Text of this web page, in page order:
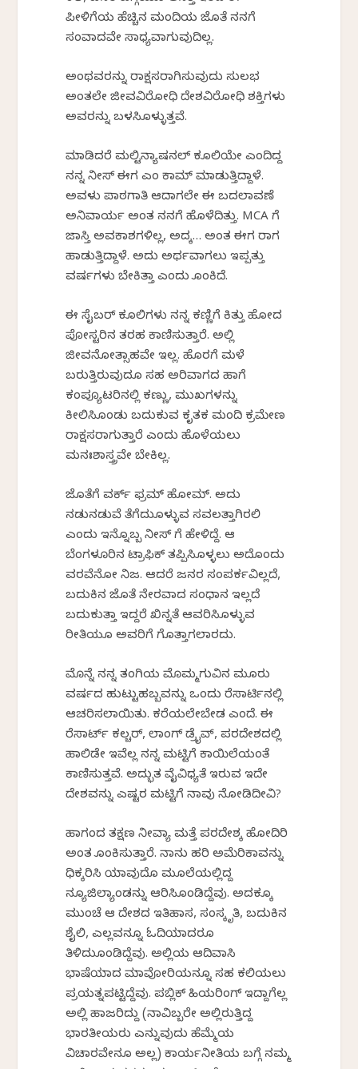
ಪೀಳಿಗೆಯ ಹೆಚ್ಚಿನ ಮಂದಿಯ ಜೊತೆ ನನಗೆ
ಸಂವಾದವೇ ಸಾಧ್ಯವಾಗುವುದಿಲ್ಲ.
ಅಂಥವರನ್ನು ರಾಕ್ಷಸರಾಗಿಸುವುದು ಸುಲಭ
ಅಂತಲೇ ಜೀವವಿರೋಧಿ ದೇಶವಿರೋಧಿ ಶಕ್ತಿಗಳು
ಅವರನ್ನು ಬಳಸಿಕೊಳ್ಳುತ್ತವೆ.
ಮಾಡಿದರೆ ಮಲ್ಟಿನ್ಯಾಷನಲ್ ಕೂಲಿಯೇ ಎಂದಿದ್ದ
ನನ್ನ ನೀಸ್ ಈಗ ಎಂ ಕಾಮ್ ಮಾಡುತ್ತಿದ್ದಾಳೆ.
ಅವಳು ಪಾಠಗಾತಿ ಆದಾಗಲೇ ಈ ಬದಲಾವಣೆ
ಅನಿವಾರ್ಯ ಅಂತ ನನಗೆ ಹೊಳೆದಿತ್ತು. MCAಗೆ
ಜಾಸ್ತಿ ಅವಕಾಶಗಳಿಲ್ಲ, ಅದಕ್ಕೆ… ಅಂತ ಈಗ ರಾಗ
ಹಾಡುತ್ತಿದ್ದಾಳೆ. ಅದು ಅರ್ಥವಾಗಲು ಇಪ್ಪತ್ತು
ವರ್ಷಗಳು ಬೇಕಿತ್ತಾ ಎಂದು ಕೊಂಕಿದೆ.
ಈ ಸೈಬರ್ ಕೂಲಿಗಳು ನನ್ನ ಕಣ್ಣಿಗೆ ಕಿತ್ತು ಹೋದ
ಪೋಸ್ಟರಿನ ತರಹ ಕಾಣಿಸುತ್ತಾರೆ. ಅಲ್ಲಿ
ಜೀವನೋತ್ಸಾಹವೇ ಇಲ್ಲ. ಹೊರಗೆ ಮಳೆ
ಬರುತ್ತಿರುವುದೂ ಸಹ ಅರಿವಾಗದ ಹಾಗೆ
ಕಂಪ್ಯೂಟರಿನಲ್ಲಿ ಕಣ್ಣು, ಮುಖಗಳನ್ನು
ಕೀಲಿಸಿಕೊಂಡು ಬದುಕುವ ಕೃತಕ ಮಂದಿ ಕ್ರಮೇಣ
ರಾಕ್ಷಸರಾಗುತ್ತಾರೆ ಎಂದು ಹೊಳೆಯಲು
ಮನಃಶಾಸ್ತ್ರವೇ ಬೇಕಿಲ್ಲ.
ಜೊತೆಗೆ ವರ್ಕ್ ಫ್ರಮ್ ಹೋಮ್. ಅದು
ನಡುನಡುವೆ ತೆಗೆದುಕೊಳ್ಳುವ ಸವಲತ್ತಾಗಿರಲಿ
ಎಂದು ಇನ್ನೊಬ್ಬ ನೀಸ್ ಗೆ ಹೇಳಿದ್ದೆ. ಆ
ಬೆಂಗಳೂರಿನ ಟ್ರಾಫಿಕ್ ತಪ್ಪಿಸಿಕೊಳ್ಳಲು ಅದೊಂದು
ವರವೆನೋ ನಿಜ. ಆದರೆ ಜನರ ಸಂಪರ್ಕವಿಲ್ಲದೆ,
ಬದುಕಿನ ಜೊತೆ ನೇರವಾದ ಸಂಧಾನ ಇಲ್ಲದೆ
ಬದುಕುತ್ತಾ ಇದ್ದರೆ ಖಿನ್ನತೆ ಆವರಿಸಿಕೊಳ್ಳುವ
ರೀತಿಯೂ ಅವರಿಗೆ ಗೊತ್ತಾಗಲಾರದು.
ಮೊನ್ನೆ ನನ್ನ ತಂಗಿಯ ಮೊಮ್ಮಗುವಿನ ಮೂರು
ವರ್ಷದ ಹುಟ್ಟುಹಬ್ಬವನ್ನು ಒಂದು ರೆಸಾರ್ಟಿನಲ್ಲಿ
ಆಚರಿಸಲಾಯಿತು. ಕರೆಯಲೇಬೇಡ ಎಂದೆ. ಈ
ರೆಸಾರ್ಟ್ ಕಲ್ಚರ್, ಲಾಂಗ್ ಡ್ರೈವ್, ಪರದೇಶದಲ್ಲಿ
ಹಾಲಿಡೇ ಇವೆಲ್ಲ ನನ್ನ ಮಟ್ಟಿಗೆ ಕಾಯಿಲೆಯಂತೆ
ಕಾಣಿಸುತ್ತವೆ. ಅದ್ಭುತ ವೈವಿಧ್ಯತೆ ಇರುವ ಇದೇ
ದೇಶವನ್ನು ಎಷ್ಟರ ಮಟ್ಟಿಗೆ ನಾವು ನೋಡಿದೀವಿ?
ಹಾಗಂದ ತಕ್ಷಣ ನೀವ್ಯಾಕೆ ಮತ್ತೆ ಪರದೇಶಕ್ಕೆ ಹೋದಿರಿ
ಅಂತ ಕೊಂಕಿಸುತ್ತಾರೆ. ನಾನು ಹರಿ ಅಮೆರಿಕಾವನ್ನು
ಧಿಕ್ಕರಿಸಿ ಯಾವುದೊ ಮೂಲೆಯಲ್ಲಿದ್ದ
ನ್ಯೂಜಿಲ್ಯಾಂಡನ್ನು ಆರಿಸಿಕೊಂಡಿದ್ದೆವು. ಅದಕ್ಕೂ
ಮುಂಚೆ ಆ ದೇಶದ ಇತಿಹಾಸ, ಸಂಸ್ಕೃತಿ, ಬದುಕಿನ
ಶೈಲಿ, ಎಲ್ಲವನ್ನೂ ಓದಿಯಾದರೂ
ತಿಳಿದುಕೊಂಡಿದ್ದೆವು. ಅಲ್ಲಿಯ ಆದಿವಾಸಿ
ಭಾಷೆಯಾದ ಮಾವೋರಿಯನ್ನೂ ಸಹ ಕಲಿಯಲು
ಪ್ರಯತ್ನಪಟ್ಟಿದ್ದೆವು. ಪಬ್ಲಿಕ್ ಹಿಯರಿಂಗ್ ಇದ್ದಾಗೆಲ್ಲ
ಅಲ್ಲಿ ಹಾಜರಿದ್ದು (ನಾವಿಬ್ಬರೇ ಅಲ್ಲಿರುತ್ತಿದ್ದ
ಭಾರತೀಯರು ಎನ್ನುವುದು ಹೆಮ್ಮೆಯ
ವಿಚಾರವೇನೂ ಅಲ್ಲ) ಕಾರ್ಯನೀತಿಯ ಬಗ್ಗೆ ನಮ್ಮ